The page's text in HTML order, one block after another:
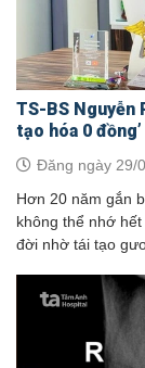
TS-BS Nguyễn
tạo hóa 0
Đăng ngày 29/
Hơn 20 năm gắn
không thể nhớ
đời nhờ tái tạo